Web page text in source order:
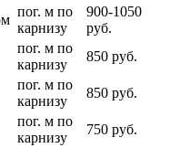
пог. м по
карнизу
900-1050
руб.
пог. м по
карнизу
850 руб.
пог. м по
карнизу
850 руб.
пог. м по
карнизу
750 руб.